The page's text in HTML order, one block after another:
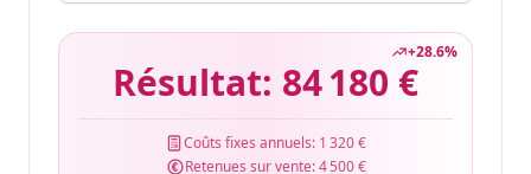
+28.6%
Résultat: 84 180 €
Coûts fixes annuels: 1 320 €
Retenues sur vente:4 500 €